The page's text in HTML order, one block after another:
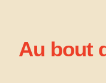
Au bout